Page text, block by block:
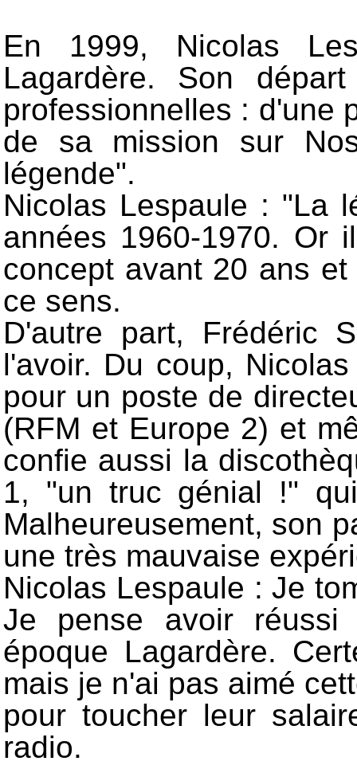
En 1999, Nicolas
Lagardère. Son
professionnelles : d'une
de sa mission sur
légende".
Nicolas Lespaule : "La
années 1960-1970. Or
concept avant 20 ans
ce sens.
D'autre part, Frédéric
l'avoir. Du coup,
pour un poste de
(RFM et Europe 2) et
confie aussi la
1, "un truc génial !"
Malheureusement, son
une très mauvaise
Nicolas Lespaule : Je
Je pense avoir
époque Lagardère.
mais je n'ai pas aimé
pour toucher leur
radio.